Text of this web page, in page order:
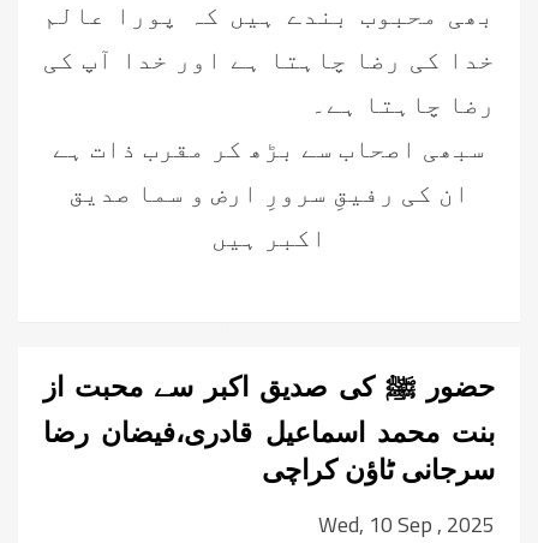
بھی محبوب بندے ہیں کہ پورا عالم
خدا کی رضا چاہتا ہے اور خدا آپ کی
رضا چاہتا ہے۔
سبھی اصحاب سے بڑھ کر مقرب ذات ہے
ان کی رفیقِ سرورِ ارض و سما صدیق
اکبر ہیں
حضور ﷺ کی صدیق اکبر سے محبت از
بنت محمد اسماعیل قادری،فیضان رضا
سرجانی ٹاؤن کراچی
Wed, 10 Sep , 2025